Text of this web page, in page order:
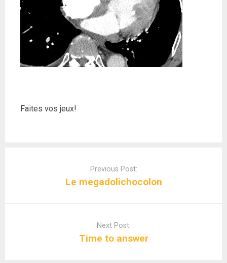
Faites vos jeux!
Previous Post:
Le megadolichocolon
Next Post:
Time to answer